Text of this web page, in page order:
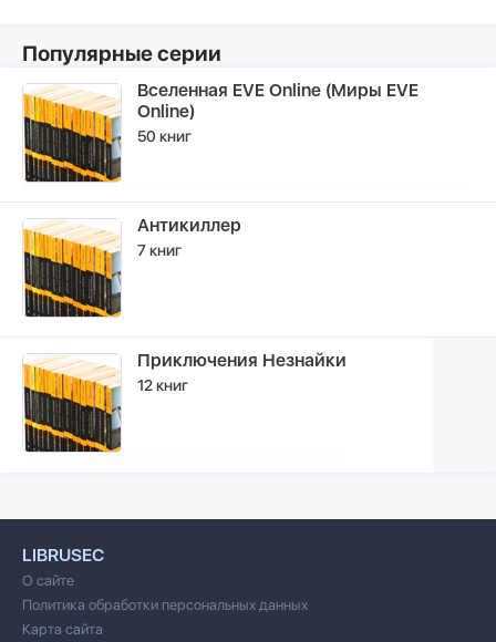
Популярные серии
Вселенная EVE Online (Миры EVE
Online)
50 книг
Антикиллер
7 книг
Приключения Незнайки
12 книг
LIBRUSEC
О сайте
Политика обработки персональных данных
Карта сайта